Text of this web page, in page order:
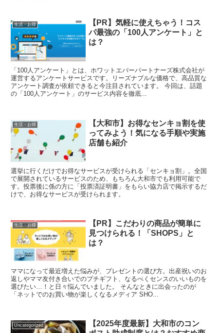
生活・お得
【PR】気軽に使えちゃう！コス
パ最強の「100人アンケート」と
は？
「100人アンケート」とは、ホワットエバーパートナーズ株式会社が
運営するアンケートサービスです。リーズナブルな価格で、高品質な
アンケート調査が依頼できると今注目されています。 今回は、話題
の「100人アンケート」のサービス内容を徹底...
生活・お得
【大和市】お得なセンキョ割を使
ってみよう！気になる手順や実施
店舗も紹介
選挙に行くだけでお得なサービスが受けられる「センキョ割」。全国
で展開されているサービスのため、もちろん大和市でも利用可能で
す。投票後に係の方に「投票済証明書」をもらい協力店で掲示するだ
けで、お得なサービスが受けられます。
生活・お得
【PR】こだわりの商品が簡単に
見つけられる！「SHOPS」と
は？
ママになって最近増えた悩みが、プレゼントの選び方。出産祝いのお
返しやママ友付き合いでのプチギフト、なるべくセンスのいいものを
選びたい…！と日々悩んでいました。 そんなときに出会ったのが
「ネットでのお買い物が楽しくなるメディア SHO...
Uncategorized
【2025年度最新】大和市のコン